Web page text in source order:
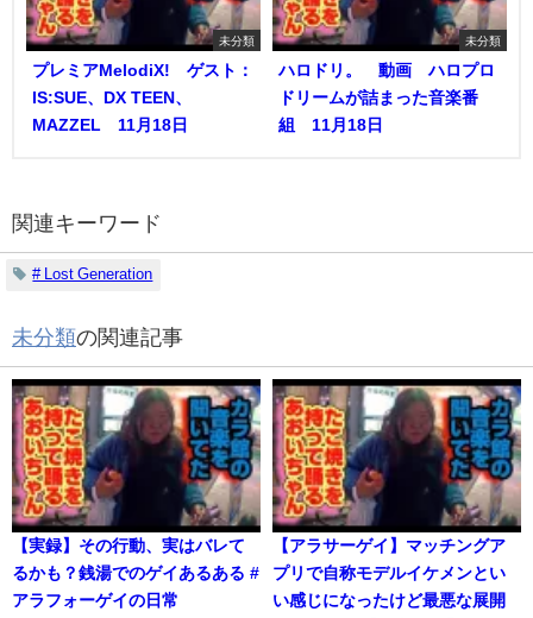
未分類
プレミアMelodiX! ゲスト：
IS:SUE、DX TEEN、
MAZZEL 11月18日
未分類
ハロドリ。 動画 ハロプロ
ドリームが詰まった音楽番
組 11月18日
関連キーワード
# Lost Generation
未分類の関連記事
【実録】その行動、実はバレて
るかも？銭湯でのゲイあるある #
アラフォーゲイの日常
【アラサーゲイ】マッチングア
プリで自称モデルイケメンとい
い感じになったけど最悪な展開